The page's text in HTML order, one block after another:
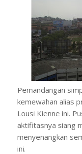
Pemandangan
kemewahan alias
Lousi Kienne ini.
aktifitasnya siang
menyenangkan
ini.